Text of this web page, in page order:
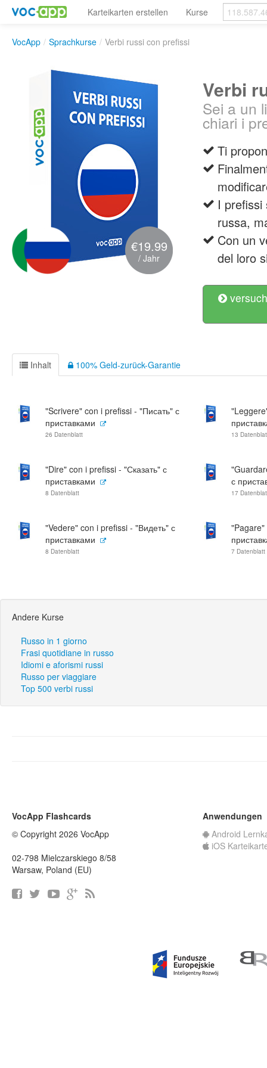
Karteikarten erstellen Kurse
VocApp / Sprachkurse / Verbi russi con prefissi
€19.99
/ Jahr
Verbi
Sei a un
chiari i
Ti
I prefissi
russa,
Con un
del loro
Inhalt 100% Geld-zurück-Garantie
"Scrivere" con i prefissi - "Писать" с
приставками
26 Datenblatt 13
"Dire" con i prefissi - "Сказать" с
приставками
8 Datenblatt
с
17
"Vedere" con i prefissi - "Видеть" с
приставками
8 Datenblatt
"Pagare"
7 Datenblatt
Andere Kurse
Russo in 1 giorno
Frasi quotidiane in russo
Idiomi e aforismi russi
Russo per viaggiare
Top 500 verbi russi
VocApp Flashcards
© Copyright 2026 VocApp
02-798 Mielczarskiego 8/58
Warsaw, Poland (EU)
Anwendungen
Android
iOS